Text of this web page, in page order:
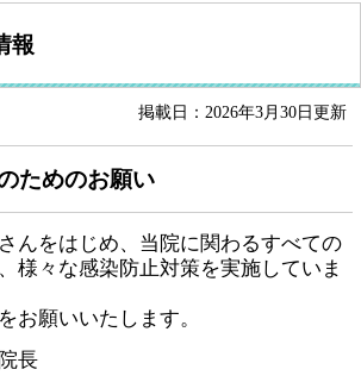
報
掲載日：2026年3月30日更新
ためのお願い
んをはじめ、当院に関わるすべての
様々な感染防止対策を実施していま
お願いいたします。
長